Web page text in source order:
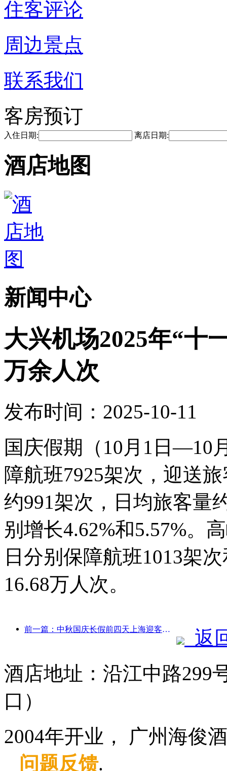
住客评论
周边景点
联系我们
客房预订
入住日期: 离店日期:
酒店地图
新闻中心
大兴机场2025年“十
万余人次
发布时间：2025-10-11
国庆假期（10月1日—10
障航班7925架次，迎送
约991架次，日均旅客量
别增长4.62%和5.57%。
日分别保障航班1013架
16.68万人次。
前一篇：中秋国庆长假前四天上海迎客逾1511万人次，同比增长超两成
返
酒店地址：沿江中路299
口）
2004年开业， 广州海俊
问题反馈.